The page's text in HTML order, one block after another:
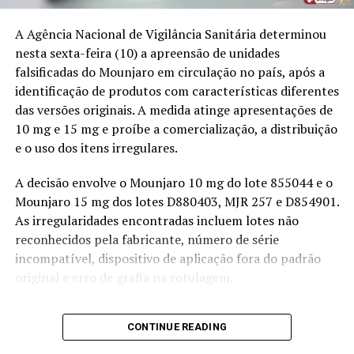
O questionário aborda diabetes, hipertensão, colesterol
alto, saúde mental, saúde bucal, alimentação, atividade
física, consumo de álcool, tabagismo, acidentes,
violência, deficiência, planos de saúde e atendimento
médico. Também serão pesquisadas doenças
transmissíveis, como dengue e Chikungunya, além das
condições de saúde de mulheres e idosos.
As informações fornecidas pelos moradores serão
mantidas em sigilo. Os entrevistadores devem
apresentar crachá, uniforme institucional e
equipamento eletrônico de coleta. A identidade do
profissional pode ser confirmada pelo telefone gratuito
0800 721 8181, com atendimento de segunda-feira a
Esta será a terceira edição da Pesquisa Nacional de
Saúde. As anteriores foram realizadas em 2013 e 2019. A
A Agência Nacional de Vigilância Sanitária determinou
nesta sexta-feira (10) a apreensão de unidades
falsificadas do Mounjaro em circulação no país, após a
identificação de produtos com características diferentes
das versões originais. A medida atinge apresentações de
10 mg e 15 mg e proíbe a comercialização, a distribuição
e o uso dos itens irregulares.
A decisão envolve o Mounjaro 10 mg do lote 855044 e o
Mounjaro 15 mg dos lotes D880403, MJR 257 e D854901.
As irregularidades encontradas incluem lotes não
reconhecidos pela fabricante, número de série
incompatível, dispositivo de aplicação fora do padrão
original e erro de grafia na rotulagem.
Nos lotes D880403 e D854901, a proibição vale apenas
para as unidades falsificadas já identificadas. As unidades
CONTINUE READING